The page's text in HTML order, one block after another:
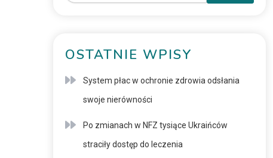
OSTATNIE WPISY
System płac w ochronie zdrowia odsłania
swoje nierówności
Po zmianach w NFZ tysiące Ukraińców
straciły dostęp do leczenia